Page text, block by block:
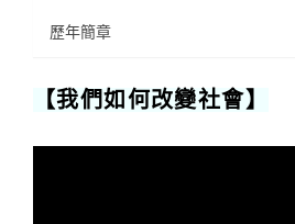
歷年簡章
【我們如何改變社會】